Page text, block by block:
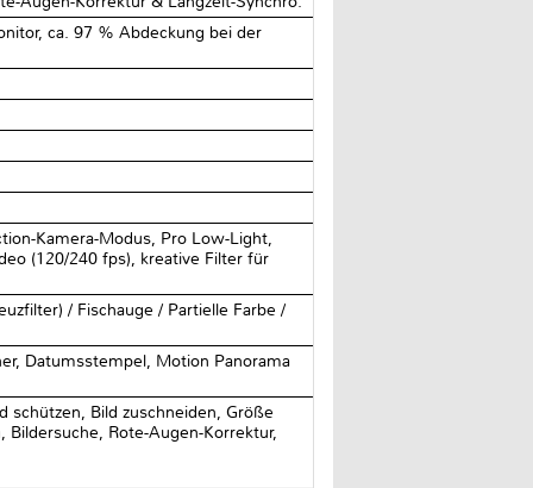
ca. 97 % Abdeckung bei der
Kamera-Modus, Pro Low-Light,
(120/240 fps), kreative Filter für
/ Fischauge / Partielle Farbe /
Datumsstempel, Motion Panorama
schützen, Bild zuschneiden, Größe
Bildersuche, Rote-Augen-Korrektur,